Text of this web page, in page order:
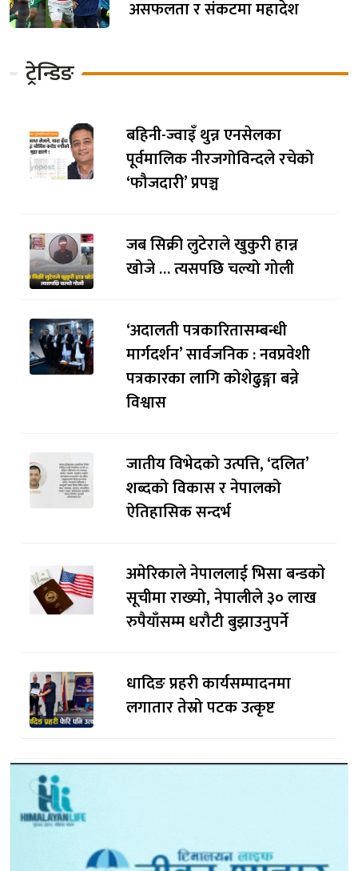
असफलता र संकटमा महादेश
ट्रेन्डिङ
बहिनी-ज्वाइँ थुन्न एनसेलका
पूर्वमालिक नीरजगोविन्दले रचेको
‘फौजदारी’ प्रपञ्च
जब सिक्री लुटेराले खुकुरी हान्न
खोजे … त्यसपछि चल्यो गोली
‘अदालती पत्रकारितासम्बन्धी
मार्गदर्शन’ सार्वजनिक : नवप्रवेशी
पत्रकारका लागि कोशेढुङ्गा बन्ने
विश्वास
जातीय विभेदको उत्पत्ति, ‘दलित’
शब्दको विकास र नेपालको
ऐतिहासिक सन्दर्भ
अमेरिकाले नेपाललाई भिसा बन्डकाे
सूचीमा राख्यो, नेपालीले ३० लाख
रुपैयाँसम्म धरौटी बुझाउनुपर्ने
धादिङ प्रहरी कार्यसम्पादनमा
लगातार तेस्रो पटक उत्कृष्ट